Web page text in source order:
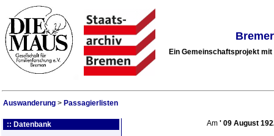
Ein Gemeinschaftsprojekt
Auswanderung > Passagierlisten
:: Datenbank Am ' 09 August